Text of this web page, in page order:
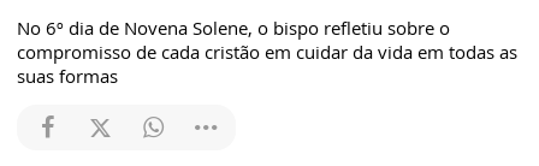
No 6º dia de Novena Solene, o bispo refletiu sobre o
compromisso de cada cristão em cuidar da vida em todas as
suas formas